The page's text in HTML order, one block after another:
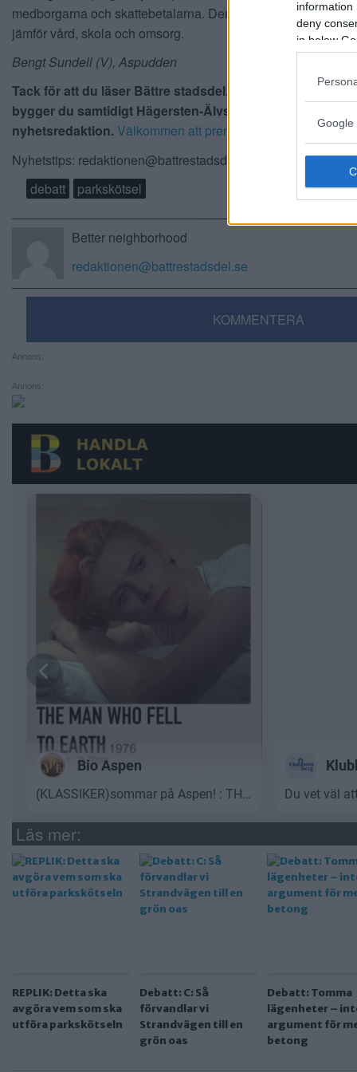
information
deny
in below
Google
medborgarna och skattebetalarna. Den så kallade
jämför vård, skola och omsorg.
Bengt Sundell (V), Aspudden
Tack för att du läser Bättre stadsdel. Du prenumererar
bygger du samtidigt Hägersten-Älvsjös bästa
nyhetsredaktion. Välkommen att prenumerera här
. Tack!
Nyhetstips: redaktionen@battrestadsdel.se , 0709-449519
debatt
parkskötsel
Better neighborhood
redaktionen@battrestadsdel.se
KOMMENTERA
Annons:
Annons:
Läs mer:
REPLIK: Detta ska
avgöra vem som ska
utföra parkskötseln
Debatt: C: Så
förvandlar vi
Strandvägen till en
grön oas
Debatt: Tomma
lägenheter –
argument för
betong